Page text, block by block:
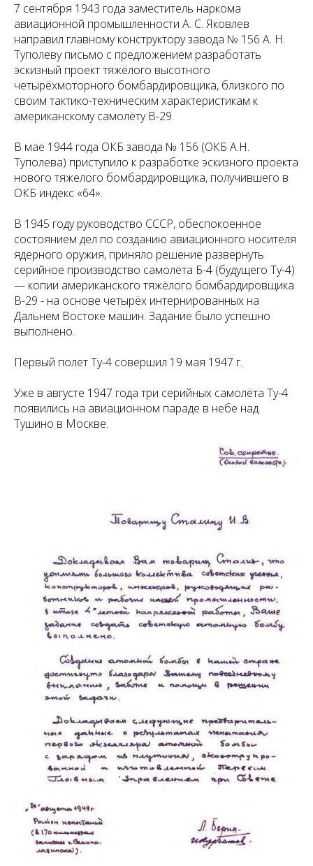
7 сентября 1943 года заместитель наркома
авиационной промышленности А. С. Яковлев
направил главному конструктору завода № 156 А. Н.
Туполеву письмо с предложением разработать
эскизный проект тяжёлого высотного
четырёхмоторного бомбардировщика, близкого по
своим тактико-техническим характеристикам к
американскому самолёту В-29.
В мае 1944 года ОКБ завода № 156 (ОКБ А.Н.
Туполева) приступило к разработке эскизного проекта
нового тяжелого бомбардировщика, получившего в
ОКБ индекс «64».
В 1945 году руководство СССР, обеспокоенное
состоянием дел по созданию авиационного носителя
ядерного оружия, приняло решение развернуть
серийное производство самолёта Б-4 (будущего Ту-4)
— копии американского тяжёлого бомбардировщика
В-29 - на основе четырёх интернированных на
Дальнем Востоке машин. Задание было успешно
выполнено.
Первый полет Ту-4 совершил 19 мая 1947 г.
Уже в августе 1947 года три серийных самолёта Ту-4
появились на авиационном параде в небе над
Тушино в Москве.